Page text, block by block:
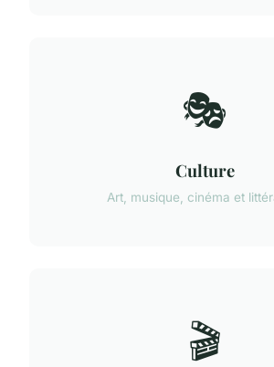
🎭
Culture
Art, musique, cinéma et
🎬